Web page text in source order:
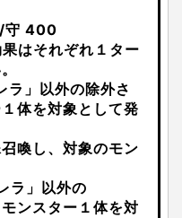
守 400
はそれぞれ１ター
ラ」以外の除外さ
体を対象として発
喚し、対象のモン
ラ」以外の
ンスター１体を対